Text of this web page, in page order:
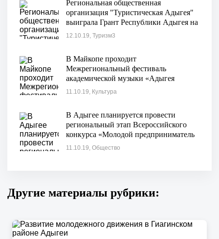
Региональная общественная
организация "Туристическая Адыгея"
выиграла Грант Республики Адыгея на
реализацию социального проекта
12.10.19, Туризм3
В Майкопе проходит
Межрегиональный фестиваль
академической музыки «Адыгея
музыкальная»
11.10.19, Культура
В Адыгее планируется провести
региональный этап Всероссийского
конкурса «Молодой предприниматель
России»
11.10.19, Общество
Другие материалы рубрики: